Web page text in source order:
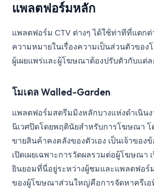
แพลตฟอร์มหลัก
แพลตฟอร์ม CTV ต่างๆ ได้ใช้ท่าทีที่แตกต่
ความหมายในเรื่องความเป็นส่วนตัวขอ
ผู้เผยแพร่และผู้โฆษณาต้องปรับตัวกับแต่
โมเดล Walled-Garden
แพลตฟอร์มสตรีมมิงหลักบางแห่งดำเนิน
นิเวศปิดโดยพฤตินัยสำหรับการโฆษณา
ขายสินค้าคงคลังของตัวเอง เป็นเจ้าของ
เปิดเผยเฉพาะการวัดผลรวมต่อผู้โฆษณา
ยินยอมที่นี่อยู่ระหว่างผู้ชมและแพลตฟอร์
ของผู้โฆษณาส่วนใหญ่คือการจัดหาครีเอ